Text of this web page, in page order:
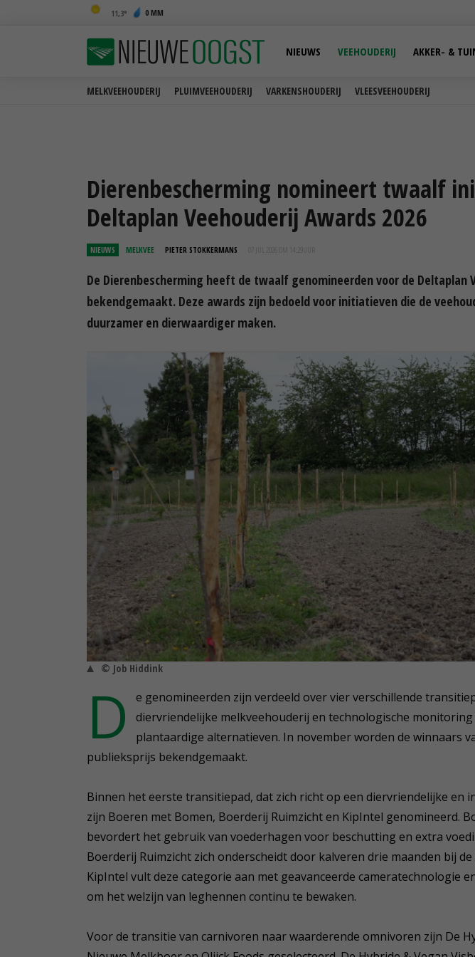
11,3 0 MM
MELKVEEHOUDERIJ PLUIMVEEHOUDERIJ VARKENSHOUDERIJ VLEESVEEHOUDERIJ
NIEUWS VEEHOUDERIJ AKKER- &
Dierenbescherming nomineert twaalf
Deltaplan Veehouderij Awards 2026
NIEUWS MELKVEE PIETER STOKKERMANS 07 JUL 2026 OM 14:29
De Dierenbescherming heeft de twaalf genomineerden voor de Deltaplan
bekendgemaakt. Deze awards zijn bedoeld voor initiatieven die de
duurzamer en dierwaardiger maken.
© Job Hiddink
D
e genomineerden zijn verdeeld over vier verschillende
diervriendelijke melkveehouderij en technologische
plantaardige alternatieven. In november worden de winnaars
publieksprijs bekendgemaakt.
Binnen het eerste transitiepad, dat zich richt op een diervriendelijke en
zijn Boeren met Bomen, Boerderij Ruimzicht en KipIntel genomineerd.
bevordert het gebruik van voederhagen voor beschutting en extra
Boerderij Ruimzicht zich onderscheidt door kalveren drie maanden bij
KipIntel vult deze categorie aan met geavanceerde cameratechnologie
om het welzijn van leghennen continu te bewaken.
Voor de transitie van carnivoren naar waarderende omnivoren zijn De